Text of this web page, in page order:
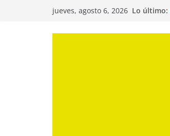
jueves, agosto 6, 2026 Lo último: